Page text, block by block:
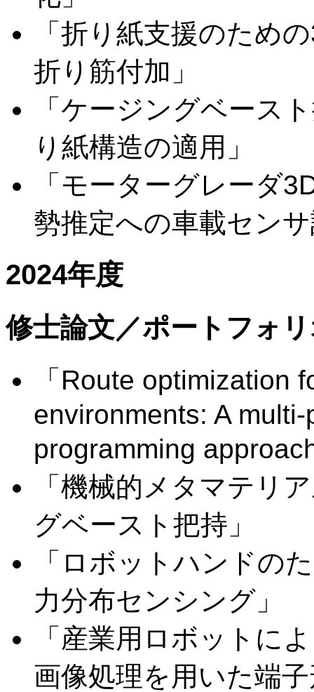
「折り紙支援のため
折り筋付加」
「ケージングベース
り紙構造の適用」
「モーターグレーダ
勢推定への車載セン
2024年度
修士論文／ポートフォ
「Route optimization
environments: A
programming
「機械的メタマテリ
グベースト把持」
「ロボットハンドの
力分布センシング」
「産業用ロボットに
画像処理を用いた端